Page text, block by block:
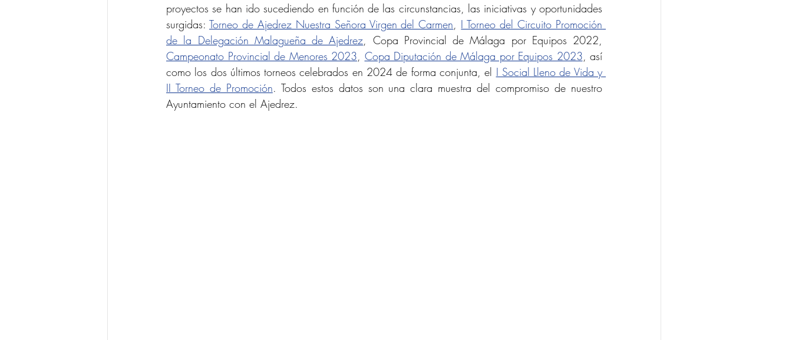
proyectos se han ido sucediendo en función de las circunstancias, las iniciativas y oportunidades
surgidas: Torneo de Ajedrez Nuestra Señora Virgen del Carmen
I Torneo del Circuito Promoción
de la Delegación Malagueña de Ajedrez
Campeonato Provincial de Menores 2023 Copa Diputación de Málaga por Equipos 2023 , así
como los dos últimos torneos celebrados en 2024 de forma conjunta, el I Social Lleno de Vida y
II Torneo de Promoción. Todos estos datos son una clara muestra del compromiso de nuestro
Ayuntamiento con el Ajedrez.